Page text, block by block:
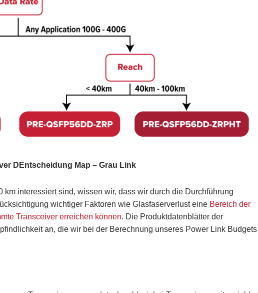
D Entscheidung Map – Grau Link
interessiert sind, wissen wir, dass wir durch die Durchführung
wichtiger Faktoren wie Glasfaserverlust eine Bereich der
Transceiver erreichen können. Die Produktdatenblätter der
an, die wir bei der Berechnung unseres Power Link Budgets